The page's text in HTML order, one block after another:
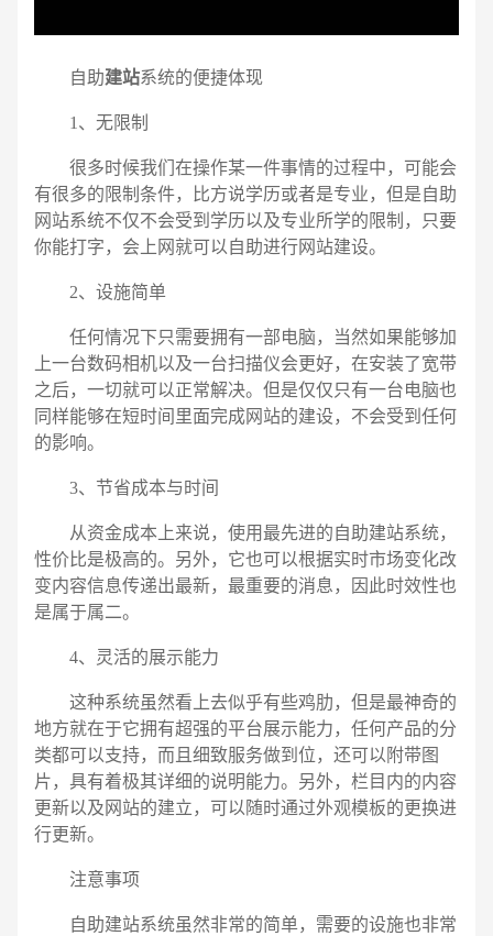
自助建站系统的便捷体现
1、无限制
很多时候我们在操作某一件事情的过程中，可能会
有很多的限制条件，比方说学历或者是专业，但是自助
网站系统不仅不会受到学历以及专业所学的限制，只要
你能打字，会上网就可以自助进行网站建设。
2、设施简单
任何情况下只需要拥有一部电脑，当然如果能够加
上一台数码相机以及一台扫描仪会更好，在安装了宽带
之后，一切就可以正常解决。但是仅仅只有一台电脑也
同样能够在短时间里面完成网站的建设，不会受到任何
的影响。
3、节省成本与时间
从资金成本上来说，使用最先进的自助建站系统，
性价比是极高的。另外，它也可以根据实时市场变化改
变内容信息传递出最新，最重要的消息，因此时效性也
是属于属二。
4、灵活的展示能力
这种系统虽然看上去似乎有些鸡肋，但是最神奇的
地方就在于它拥有超强的平台展示能力，任何产品的分
类都可以支持，而且细致服务做到位，还可以附带图
片，具有着极其详细的说明能力。另外，栏目内的内容
更新以及网站的建立，可以随时通过外观模板的更换进
行更新。
注意事项
自助建站系统虽然非常的简单，需要的设施也非常